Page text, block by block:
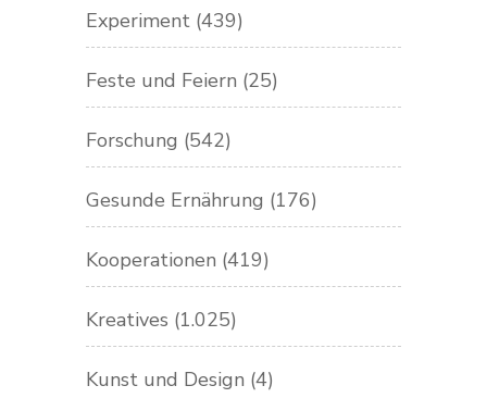
Experiment (439)
Feste und Feiern (25)
Forschung (542)
Gesunde Ernährung (176)
Kooperationen (419)
Kreatives (1.025)
Kunst und Design (4)